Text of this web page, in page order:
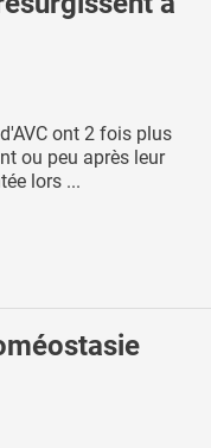
ont 2 fois plus
ou peu après leur
lors ...